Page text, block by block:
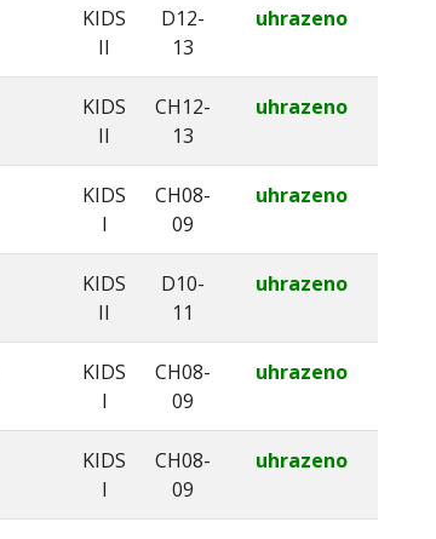
KIDS
II
D12-
13
uhrazeno
KIDS
II
CH12-
13
uhrazeno
KIDS
I
CH08-
09
uhrazeno
KIDS
II
D10-
11
uhrazeno
KIDS
I
CH08-
09
uhrazeno
KIDS
I
CH08-
09
uhrazeno